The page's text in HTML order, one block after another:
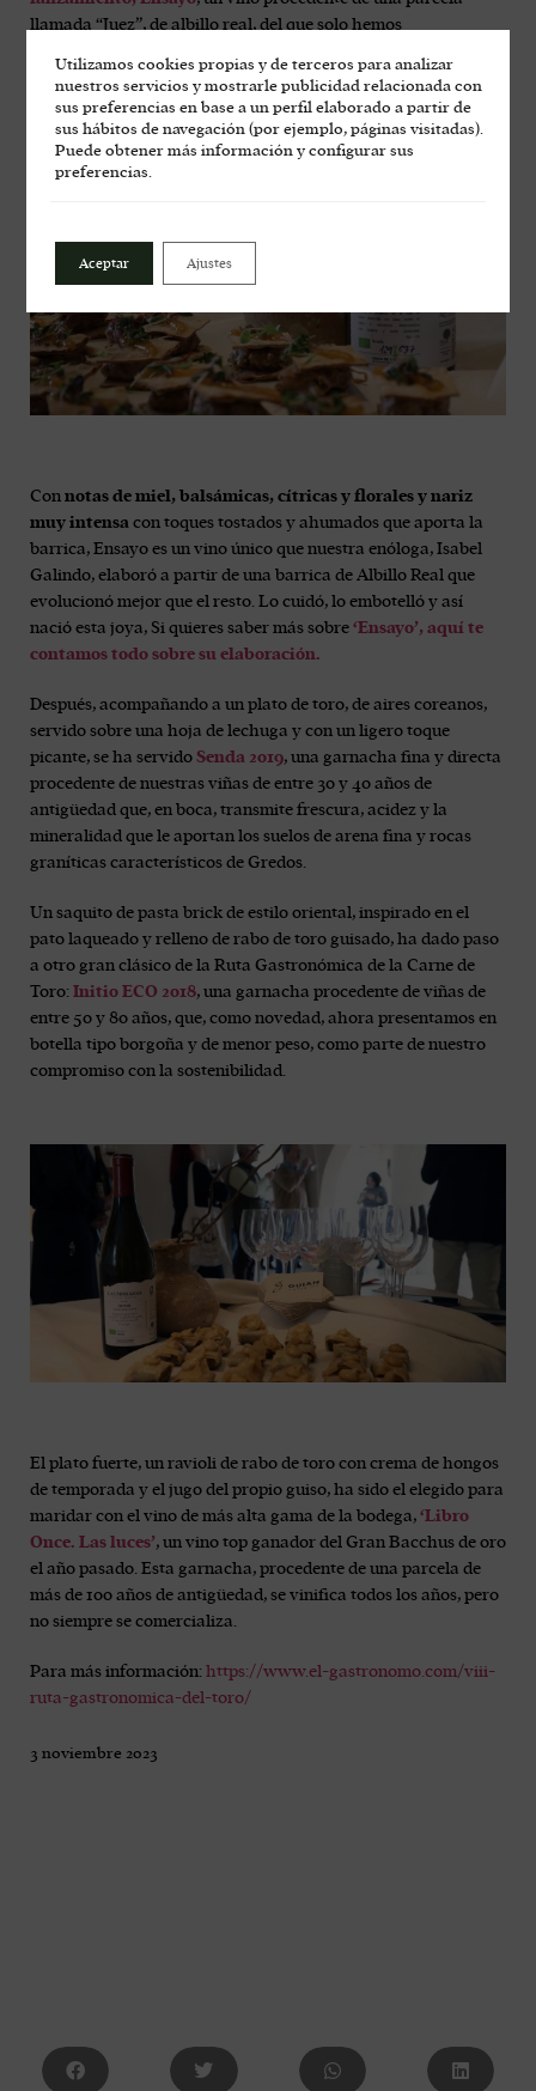
llamada “Juez”, de albillo real, del que solo hemos
agotado nada más salir al mercado, puede degustarse en
alguno de los establecimientos más gastronómicos de la ruta.
Con notas de miel, balsámicas, cítricas y florales y nariz
muy intensa con toques tostados y ahumados que aporta la
barrica, Ensayo es un vino único que nuestra enóloga, Isabel
Galindo, elaboró a partir de una barrica de Albillo Real que
evolucionó mejor que el resto. Lo cuidó, lo embotelló y así
nació esta joya, Si quieres saber más sobre ‘Ensayo’, aquí te
contamos todo sobre su elaboración.
Después, acompañando a un plato de toro, de aires coreanos,
servido sobre una hoja de lechuga y con un ligero toque
picante, se ha servido Senda 2019, una garnacha fina y directa
procedente de nuestras viñas de entre 30 y 40 años de
antigüedad que, en boca, transmite frescura, acidez y la
mineralidad que le aportan los suelos de arena fina y rocas
graníticas característicos de Gredos.
Un saquito de pasta brick de estilo oriental, inspirado en el
pato laqueado y relleno de rabo de toro guisado, ha dado paso
a otro gran clásico de la Ruta Gastronómica de la Carne de
Toro: Initio ECO 2018, una garnacha procedente de viñas de
entre 50 y 80 años, que, como novedad, ahora presentamos en
botella tipo borgoña y de menor peso, como parte de nuestro
compromiso con la sostenibilidad.
El plato fuerte, un ravioli de rabo de toro con crema de hongos
de temporada y el jugo del propio guiso, ha sido el elegido para
maridar con el vino de más alta gama de la bodega, ‘Libro
Once. Las luces’, un vino top ganador del Gran Bacchus de oro
el año pasado. Esta garnacha, procedente de una parcela de
más de 100 años de antigüedad, se vinifica todos los años, pero
no siempre se comercializa.
Para más información: https://www.el-gastronomo.com/viii-
ruta-gastronomica-del-toro/
3 noviembre 2023
Utilizamos cookies propias y de terceros para analizar
nuestros servicios y mostrarle publicidad relacionada con
sus preferencias en base a un perfil elaborado a partir de
sus hábitos de navegación (por ejemplo, páginas visitadas).
Puede obtener más información y configurar sus
preferencias.
Aceptar Ajustes